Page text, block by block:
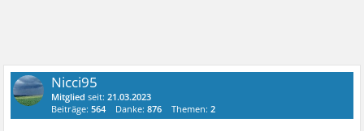
Nicci95
Mitglied seit:21.03.2023
Beiträge:564 Danke:876 Themen:2